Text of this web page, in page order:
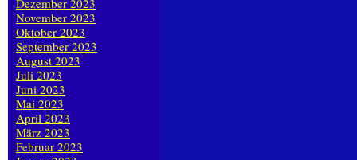
Dezember 2023
November 2023
Oktober 2023
September 2023
August 2023
Juli 2023
Juni 2023
Mai 2023
April 2023
März 2023
Februar 2023